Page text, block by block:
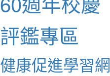
評鑑專區
健康促進學習網